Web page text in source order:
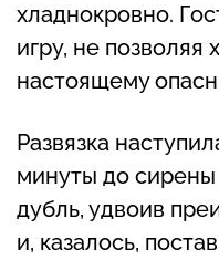
хладнокровно.
игру, не позволяя
настоящему
Развязка
минуты до
дубль, удвоив
и, казалось,